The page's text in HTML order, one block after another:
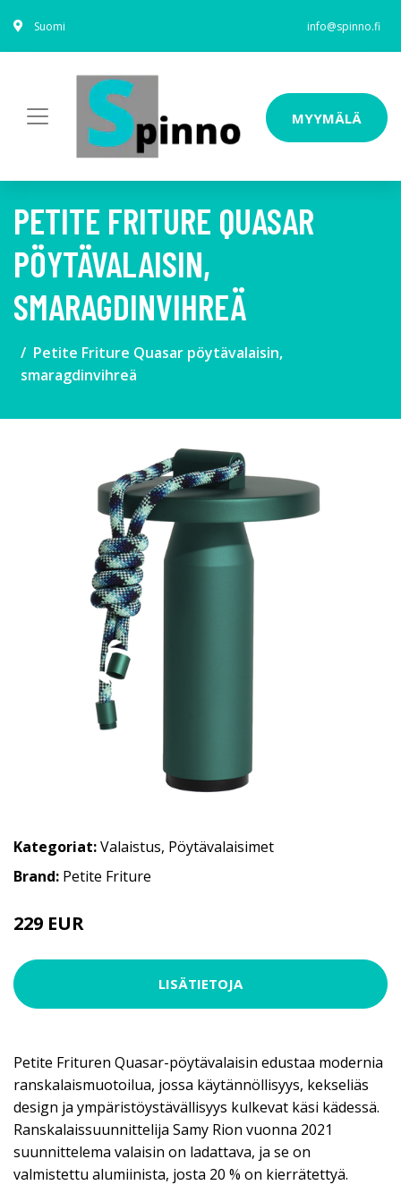
Suomi info@spinno.fi
MYYMÄLÄ
PETITE FRITURE QUASAR
PÖYTÄVALAISIN,
SMARAGDINVIHREÄ
Petite Friture Quasar pöytävalaisin,
smaragdinvihreä
Kategoriat:Valaistus, Pöytävalaisimet
Brand: Petite Friture
229 EUR
LISÄTIETOJA
Petite Frituren Quasar-pöytävalaisin edustaa modernia
ranskalaismuotoilua, jossa käytännöllisyys, kekseliäs
design ja ympäristöystävällisyys kulkevat käsi kädessä.
Ranskalaissuunnittelija Samy Rion vuonna 2021
suunnittelema valaisin on ladattava, ja se on
valmistettu alumiinista, josta 20 % on kierrätettyä.